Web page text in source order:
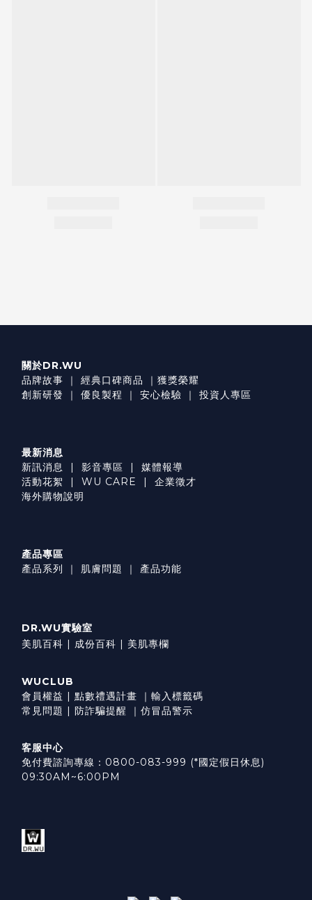
關於DR.WU
品牌故事 ｜ 經典口碑商品 ｜ 獲獎榮耀
創新研發
｜ 優良製程 ｜ 安心檢驗 ｜ 投資人專區
最新消息
新訊消息
| 影音專區 | 媒體報導
活動花絮
| WU CARE | 企業徵才
海外購物說明
產品專區
產品系列
｜ 肌膚問題 ｜ 產品功能
DR.WU實驗室
美肌百科 | 成份百科 | 美肌專欄
WUCLUB
會員權益 | 點數禮遇計畫 ｜ 輸入標籤碼
常見問題 | 防詐騙提醒 ｜ 仿冒品警示
客服中心
免付費諮詢專線：0800-083-999 (*國定假日休息)
09:30AM~6:00PM